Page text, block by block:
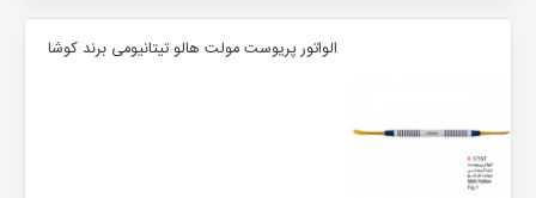
الواتور پریوست مولت هالو تیتانیومی برند کوشا